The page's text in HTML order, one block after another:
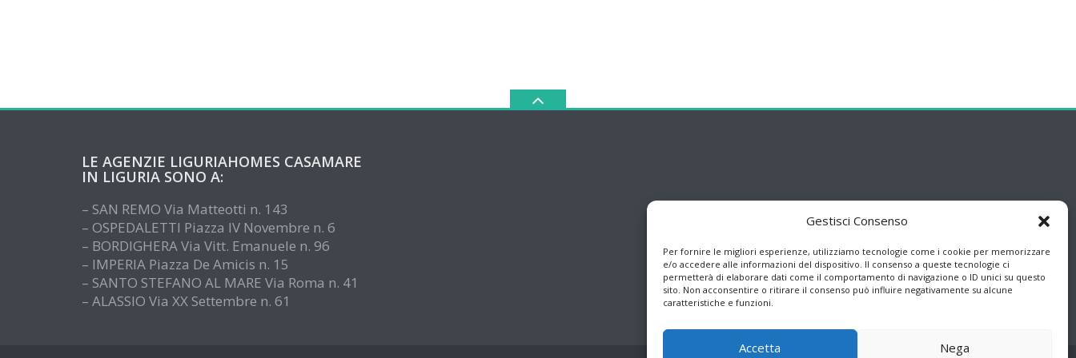
Gestisci Consenso
Per fornire le migliori esperienze, utilizziamo tecnologie come i cookie per memorizzare
e/o accedere alle informazioni del dispositivo. Il consenso a queste tecnologie ci
permetterà di elaborare dati come il comportamento di navigazione o ID unici su questo
sito. Non acconsentire o ritirare il consenso può influire negativamente su alcune
caratteristiche e funzioni.
Accetta Nega
LE AGENZIE LIGURIAHOMES CASAMARE
IN LIGURIA SONO A:
– SAN REMO Via Matteotti n. 143
– OSPEDALETTI Piazza IV Novembre n. 6
– BORDIGHERA Via Vitt. Emanuele n. 96
– IMPERIA Piazza De Amicis n. 15
– SANTO STEFANO AL MARE Via Roma n. 41
– ALASSIO Via XX Settembre n. 61